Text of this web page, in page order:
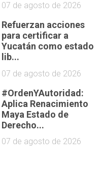
07 de agosto de 2026
Refuerzan acciones
para certificar a
Yucatán como estado
lib...
07 de agosto de 2026
#OrdenYAutoridad:
Aplica Renacimiento
Maya Estado de
Derecho...
07 de agosto de 2026